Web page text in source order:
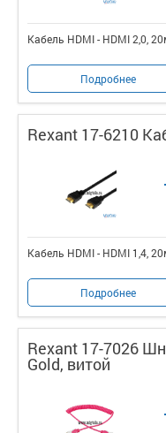
Кабель HDMI - HDMI 2,0,
Подробнее
Rexant 17-6210
Кабель HDMI - HDMI 1,4,
Подробнее
Rexant 17-7026
Gold, витой